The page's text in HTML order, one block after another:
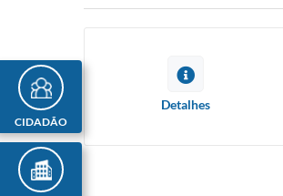
CIDADÃO
Detalhes